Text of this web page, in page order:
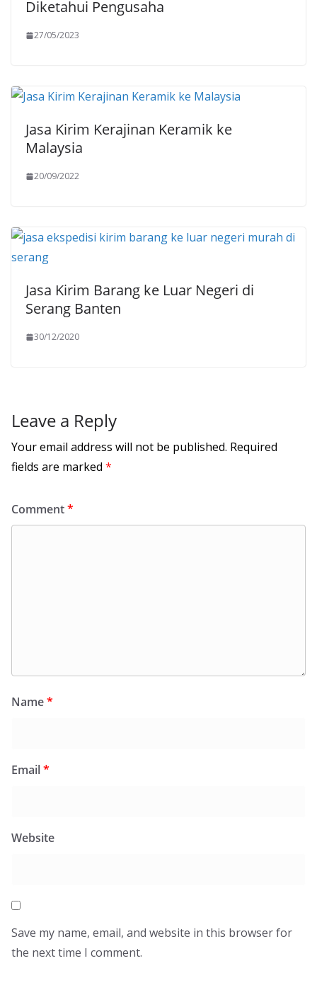
Diketahui Pengusaha
27/05/2023
Jasa Kirim Kerajinan Keramik ke
Malaysia
20/09/2022
Jasa Kirim Barang ke Luar Negeri di
Serang Banten
30/12/2020
Leave a Reply
Your email address will not be published. Required
fields are marked *
Comment*
Name*
Email*
Website
Save my name, email, and website in this browser for
the next time I comment.